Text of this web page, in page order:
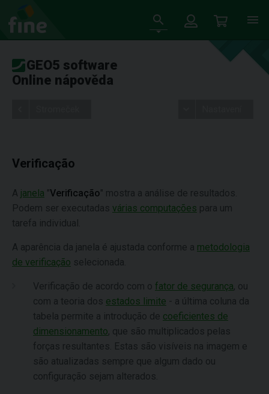
GEO5 software
Online nápověda
Verificação
A janela "Verificação" mostra a análise de resultados.
Podem ser executadas várias computações para um
tarefa individual.
A aparência da janela é ajustada conforme a metodologia
de verificação selecionada.
Verificação de acordo com o fator de segurança, ou
com a teoria dos estados limite - a última coluna da
tabela permite a introdução de coeficientes de
dimensionamento, que são multiplicados pelas
forças resultantes. Estas são visíveis na imagem e
são atualizadas sempre que algum dado ou
configuração sejam alterados.